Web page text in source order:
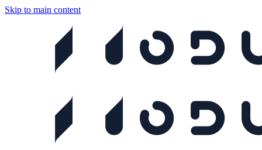
Skip to main content